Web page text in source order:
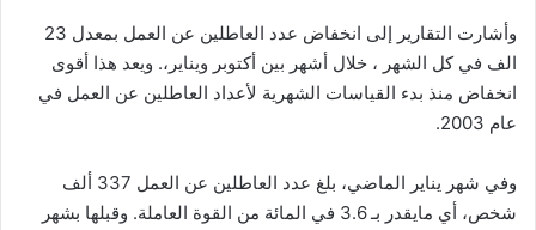
وأشارت التقارير إلى انخفاض عدد العاطلين عن العمل بمعدل 23
الف في كل الشهر ، خلال أشهر بين أكتوبر ويناير،. ويعد هذا أقوى
انخفاض منذ بدء القياسات الشهرية لأعداد العاطلين عن العمل في
عام 2003.
وفي شهر يناير الماضي، بلغ عدد العاطلين عن العمل 337 ألف
شخص، أي مايقدر بـ 3.6 في المائة من القوة العاملة. وقبلها بشهر